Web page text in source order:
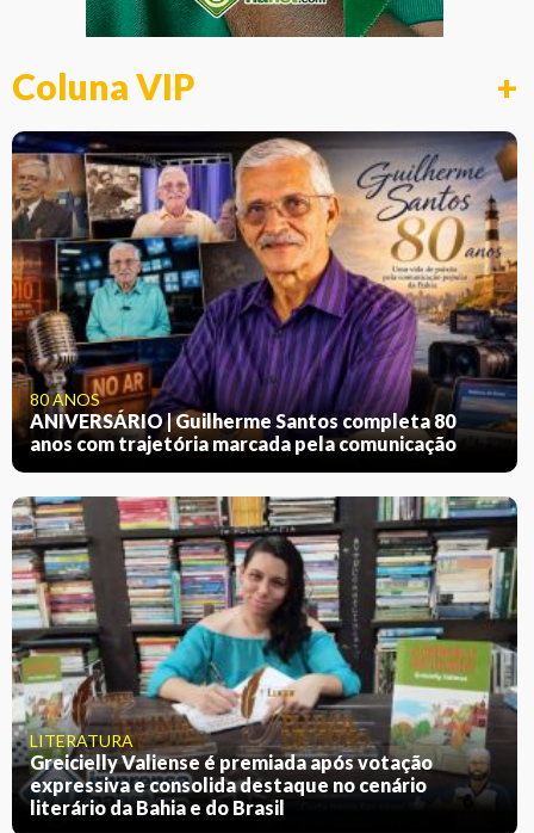
Coluna VIP +
80 ANOS
ANIVERSÁRIO | Guilherme Santos completa 80
anos com trajetória marcada pela comunicação
LITERATURA
Greicielly Valiense é premiada após votação
expressiva e consolida destaque no cenário
literário da Bahia e do Brasil